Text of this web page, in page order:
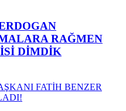
RAĞMEN
DİMDİK